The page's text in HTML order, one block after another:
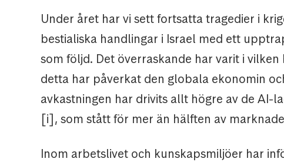
Under året har vi sett fortsatta tragedier i
bestialiska handlingar i Israel med ett
som följd. Det överraskande har varit i
detta har påverkat den globala ekonomin
avkastningen har drivits allt högre av de AI-
[i], som stått för mer än hälften av
Inom arbetslivet och kunskapsmiljöer har